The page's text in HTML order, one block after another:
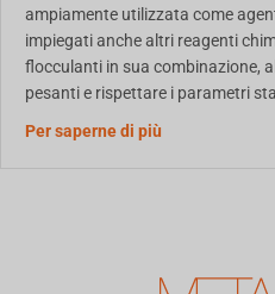
ampiamente utilizzata come
impiegati anche altri reagenti
flocculanti in sua combinazione,
pesanti e rispettare i parametri
Per saperne di più